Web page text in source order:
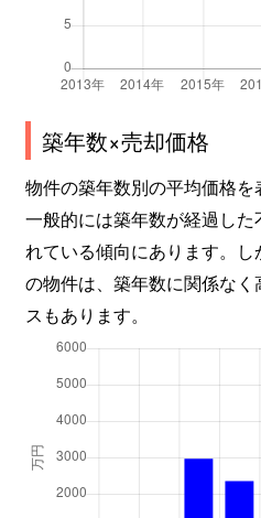
築年数×売却価格
物件の築年数別の平均価格を
一般的には築年数が経過し
れている傾向にあります。
の物件は、築年数に関係な
スもあります。